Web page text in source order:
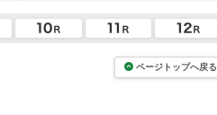
ページトップへ戻る